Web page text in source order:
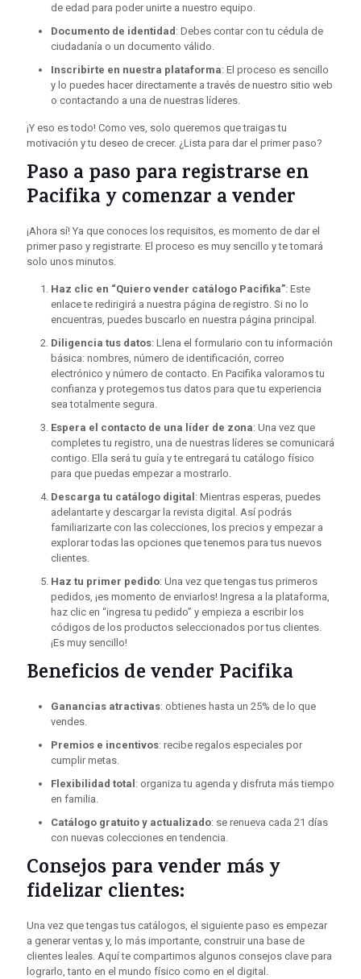
de edad para poder unirte a nuestro equipo.
Documento de identidad : Debes contar con tu cédula de
ciudadanía o un documento válido.
Inscribirte en nuestra plataforma: El proceso es sencillo
y lo puedes hacer directamente a través de nuestro sitio web
o contactando a una de nuestras líderes.
¡Y eso es todo! Como ves, solo queremos que traigas tu
motivación y tu deseo de crecer. ¿Lista para dar el primer paso?
Paso a paso para registrarse en
Pacifika y comenzar a vender
¡Ahora sí! Ya que conoces los requisitos, es momento de dar el
primer paso y registrarte. El proceso es muy sencillo y te tomará
solo unos minutos.
Haz clic en “Quiero vender catálogo Pacifika”: Este
enlace te redirigirá a nuestra página de registro. Si no lo
encuentras, puedes buscarlo en nuestra página principal.
Diligencia tus datos: Llena el formulario con tu información
básica: nombres, número de identificación, correo
electrónico y número de contacto. En Pacifika valoramos tu
confianza y protegemos tus datos para que tu experiencia
sea totalmente segura.
Espera el contacto de una líder de zona: Una vez que
completes tu registro, una de nuestras líderes se comunicará
contigo. Ella será tu guía y te entregará tu catálogo físico
para que puedas empezar a mostrarlo.
Descarga tu catálogo digital : Mientras esperas, puedes
adelantarte y descargar la revista digital. Así podrás
familiarizarte con las colecciones, los precios y empezar a
explorar todas las opciones que tenemos para tus nuevos
clientes.
Haz tu primer pedido: Una vez que tengas tus primeros
pedidos, ¡es momento de enviarlos! Ingresa a la plataforma,
haz clic en “ingresa tu pedido” y empieza a escribir los
códigos de los productos seleccionados por tus clientes.
¡Es muy sencillo!
Beneficios de vender Pacifika
Ganancias atractivas: obtienes hasta un 25% de lo que
vendes.
Premios e incentivos: recibe regalos especiales por
cumplir metas.
Flexibilidad total : organiza tu agenda y disfruta más tiempo
en familia.
Catálogo gratuito y actualizado: se renueva cada 21 días
con nuevas colecciones en tendencia.
Consejos para vender más y
fidelizar clientes:
Una vez que tengas tus catálogos, el siguiente paso es empezar
a generar ventas y, lo más importante, construir una base de
clientes leales. Aquí te compartimos algunos consejos clave para
lograrlo, tanto en el mundo físico como en el digital.